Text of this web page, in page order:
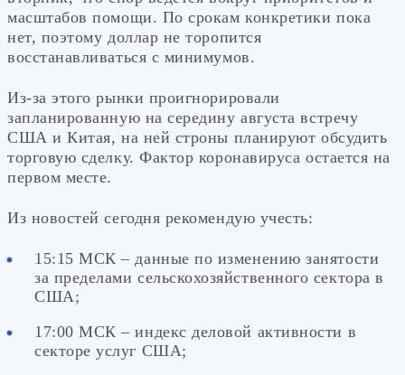
масштабов помощи. По срокам конкретики пока
нет, поэтому доллар не торопится
восстанавливаться с минимумов.
Из-за этого рынки проигнорировали
запланированную на середину августа встречу
США и Китая, на ней строны планируют обсудить
торговую сделку. Фактор коронавируса остается на
первом месте.
Из новостей сегодня рекомендую учесть:
15:15 МСК – данные по изменению занятости
за пределами сельскохозяйственного сектора в
США;
17:00 МСК – индекс деловой активности в
секторе услуг США;